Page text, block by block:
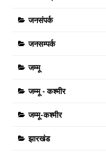
जनसंपर्क
जनसम्पर्क
जम्मू
जम्मू - कश्मीर
जम्मू-कश्मीर
झारखंड